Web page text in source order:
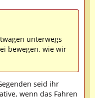
unterwegs
bewegen, wie wir
seid ihr
wenn das Fahren